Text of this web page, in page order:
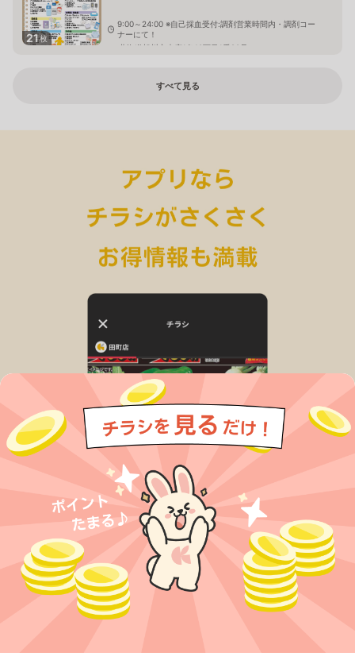
21枚
9:00～24:00 ※自己採血受付:調剤営業時間内・調剤コー
ナーにて！
北海道旭川市末広1条10丁目1番20号
すべて見る